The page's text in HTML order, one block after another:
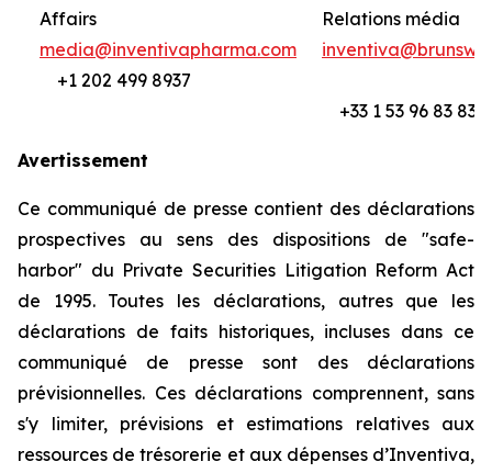
Affairs
media@inventivapharma.com
+1 202 499 8937
Relations média
+33 1 53 96 83 83
Avertissement
Ce communiqué de presse contient des déclarations
prospectives au sens des dispositions de "safe-
harbor" du Private Securities Litigation Reform Act
de 1995. Toutes les déclarations, autres que les
déclarations de faits historiques, incluses dans ce
communiqué de presse sont des déclarations
prévisionnelles. Ces déclarations comprennent, sans
s'y limiter, prévisions et estimations relatives aux
ressources de trésorerie et aux dépenses d’Inventiva,